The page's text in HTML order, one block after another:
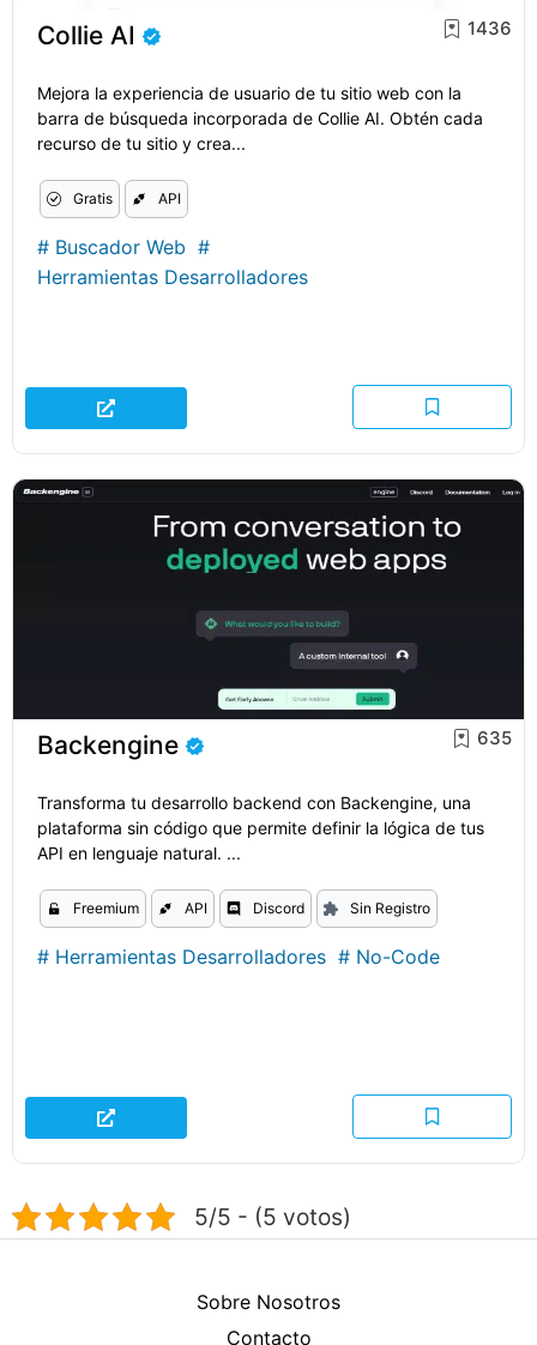
Collie AI 1436
Mejora la experiencia de usuario de tu sitio web con la
barra de búsqueda incorporada de Collie AI. Obtén cada
recurso de tu sitio y crea...
Gratis API
# Buscador Web #
Herramientas Desarrolladores
Backengine 635
Transforma tu desarrollo backend con Backengine, una
plataforma sin código que permite definir la lógica de tus
API en lenguaje natural. ...
Freemium API Discord Sin Registro
# Herramientas Desarrolladores # No-Code
5/5 - (5 votos)
Sobre Nosotros
Contacto